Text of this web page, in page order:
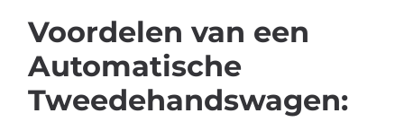
Voordelen van een
Automatische
Tweedehandswagen: